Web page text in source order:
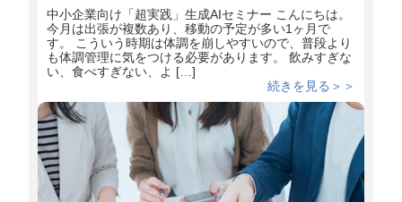
中小企業向け「超実践」生成AIセミナー こんにちは。
今月は出張が複数あり、移動の予定が多い1ヶ月で
す。 こういう時期は体調を崩しやすいので、普段より
も体調管理に気をつける必要があります。 飲みすぎな
い、食べすぎない、よ […]
続きを見る＞＞